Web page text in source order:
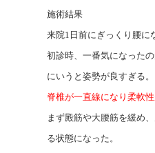
施術結果
来院1日前にぎっくり腰に
初診時、一番気になった
にいうと姿勢が良すぎる。
脊椎が一直線になり柔軟
まず殿筋や大腰筋を緩め
る状態になった。